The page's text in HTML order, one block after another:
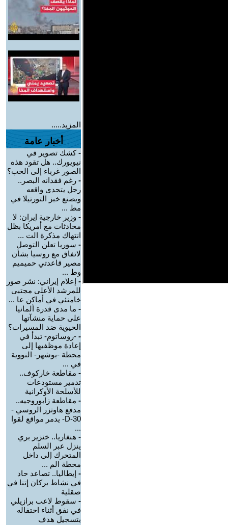
المزيد.....
أخبار عامة
-كشك تصوير في
نيويورك.. هل تقود هذه
الصور غرباء إلى الحب؟
- رغم فقدانه البصر..
رجل يتحدى واقعه
ويصنع خبز التورتيلا في
مط ...
- وزير خارجية إيران: لا
محادثات مع أمريكا بظل
انتهاك مذكرة الت ...
- سوريا تعلن التوصل
لاتفاق مع روسيا بشأن
مصير قاعدتي حميميم
وط ...
- إعلام إيراني: نشر صور
للمرشد الأعلى مجتبى
خامنئي في أماكن عا ...
- ما مدى قدرة ألمانيا
على حماية منشآتها
الحيوية ضد المسيرات؟
- -روساتوم- تبدأ في
إعادة موظفيها إلى
محطة -بوشهر- النووية
في ...
- مقاطعة خاركوف..
تدمير مستودعات
للأسلحة الأوكرانية
- مقاطعة زابوروجيه..
مدفع هاوتزر الروسي -
D-30- يدمر مواقع لقوا
...
- هنغاريا.. خنزير بري
ينزل عبر السلم
المتحرك إلى داخل
محطة الم ...
- إيطاليا.. تصاعد حاد
في نشاط بركان إتنا في
صقلية
- سقوط لاعب برازيلي
في نفق أثناء احتفاله
بتسجيل هدف